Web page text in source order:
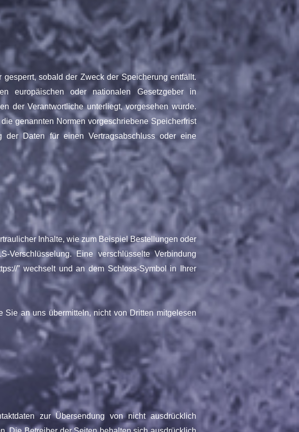
sobald der Zweck der Speicherung entfällt.
europäischen oder nationalen Gesetzgeber in
der Verantwortliche unterliegt, vorgesehen wurde.
genannten Normen vorgeschriebene Speicherfrist
Daten für einen Vertragsabschluss oder eine
Inhalte, wie zum Beispiel Bestellungen oder
Eine verschlüsselte Verbindung
” wechselt und an dem Schloss-Symbol in Ihrer
an uns übermitteln, nicht von Dritten mitgelesen
zur Übersendung von nicht ausdrücklich